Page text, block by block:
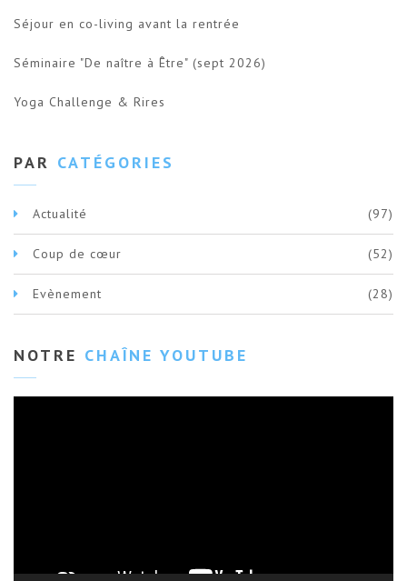
Séjour en co-living avant la rentrée
Séminaire "De naître à Être" (sept 2026)
Yoga Challenge & Rires
PAR CATÉGORIES
Actualité (97)
Coup de cœur (52)
Evènement (28)
NOTRE CHAÎNE YOUTUBE